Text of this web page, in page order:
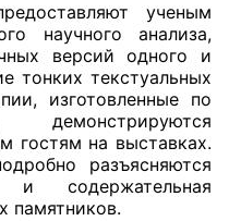
ученым
научного анализа,
версий одного и
тонких текстуальных
изготовленные по
гостям на выставках.
разъясняются
и содержательная
памятников.